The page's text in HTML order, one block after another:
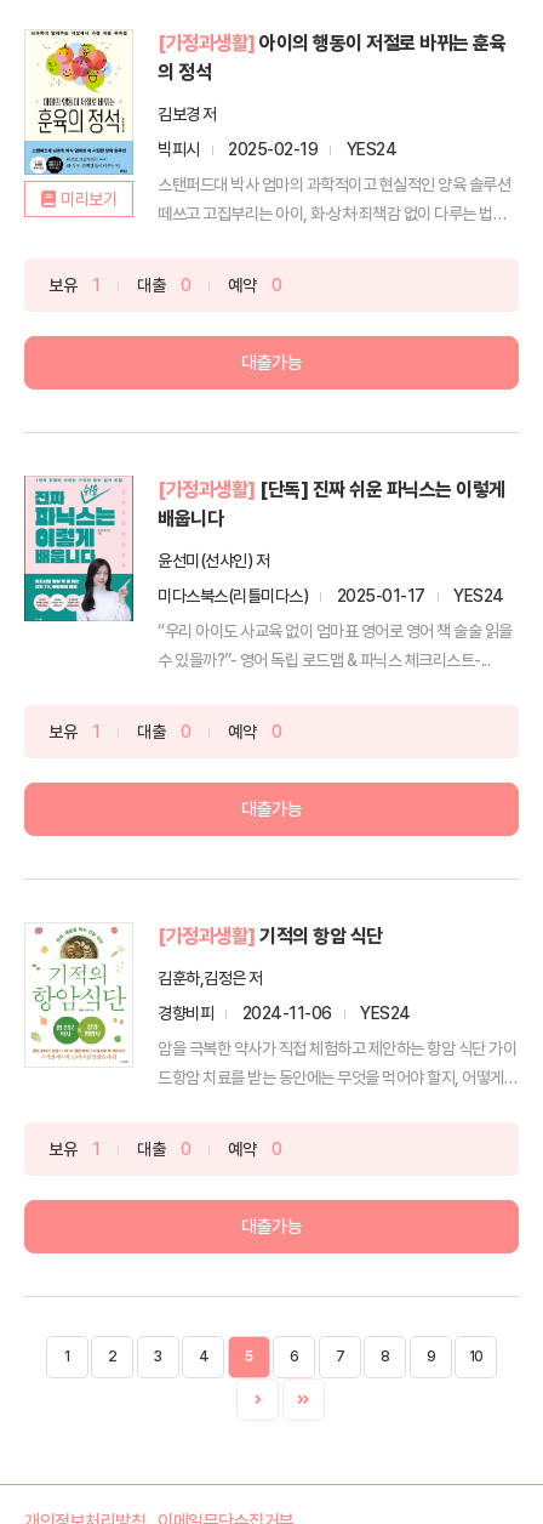
미리보기
[가정과생활] 아이의 행동이 저절로 바뀌는 훈육
의 정석
김보경 저
빅피시
2025-02-19
YES24
스탠퍼드대 박사 엄마의 과학적이고 현실적인 양육 솔루션
떼쓰고 고집부리는 아이, 화·상처·죄책감 없이 다루는 법부
보유 1 대출 0 예약 0
대출가능
[가정과생활] [단독] 진짜 쉬운 파닉스는 이렇게
배웁니다
윤선미(선샤인) 저
미다스북스(리틀미다스)
2025-01-17
YES24
“우리 아이도 사교육 없이 엄마표 영어로 영어 책 술술 읽을
수 있을까?”- 영어 독립 로드맵 & 파닉스 체크리스트-...
보유 1 대출 0 예약 0
대출가능
[가정과생활] 기적의 항암 식단
김훈하,김정은 저
경향비피
2024-11-06
YES24
암을 극복한 약사가 직접 체험하고 제안하는 항암 식단 가이
드항암 치료를 받는 동안에는 무엇을 먹어야 할지, 어떻게
보유 1 대출 0 예약 0
대출가능
1 2 3 4 5 6 7 8 9 10